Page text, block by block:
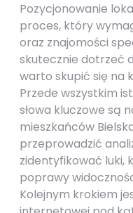
Pozycjonowanie
proces, który
oraz znajomości
skutecznie dotrzeć
warto skupić się na
Przede wszystkim
słowa kluczowe są
mieszkańców
przeprowadzić
zidentyfikować luki,
poprawy
Kolejnym krokiem